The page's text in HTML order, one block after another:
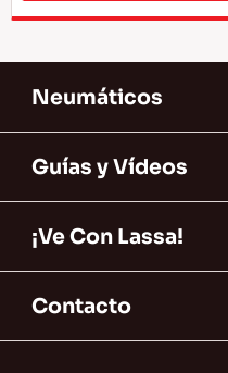
Neumáticos
Guías y Vídeos
¡Ve Con Lassa!
Contacto